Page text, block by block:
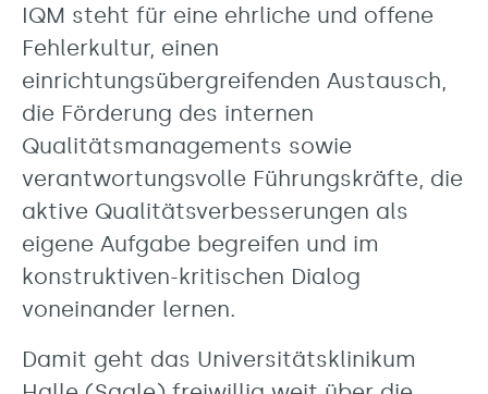
IQM steht für eine ehrliche und offene
Fehlerkultur, einen
einrichtungsübergreifenden Austausch,
die Förderung des internen
Qualitätsmanagements sowie
verantwortungsvolle Führungskräfte, die
aktive Qualitätsverbesserungen als
eigene Aufgabe begreifen und im
konstruktiven-kritischen Dialog
voneinander lernen.
Damit geht das Universitätsklinikum